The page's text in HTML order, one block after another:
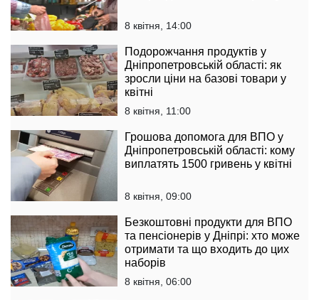
8 квітня, 14:00
Подорожчання продуктів у
Дніпропетровській області: як
зросли ціни на базові товари у
квітні
8 квітня, 11:00
Грошова допомога для ВПО у
Дніпропетровській області: кому
виплатять 1500 гривень у квітні
8 квітня, 09:00
Безкоштовні продукти для ВПО
та пенсіонерів у Дніпрі: хто може
отримати та що входить до цих
наборів
8 квітня, 06:00